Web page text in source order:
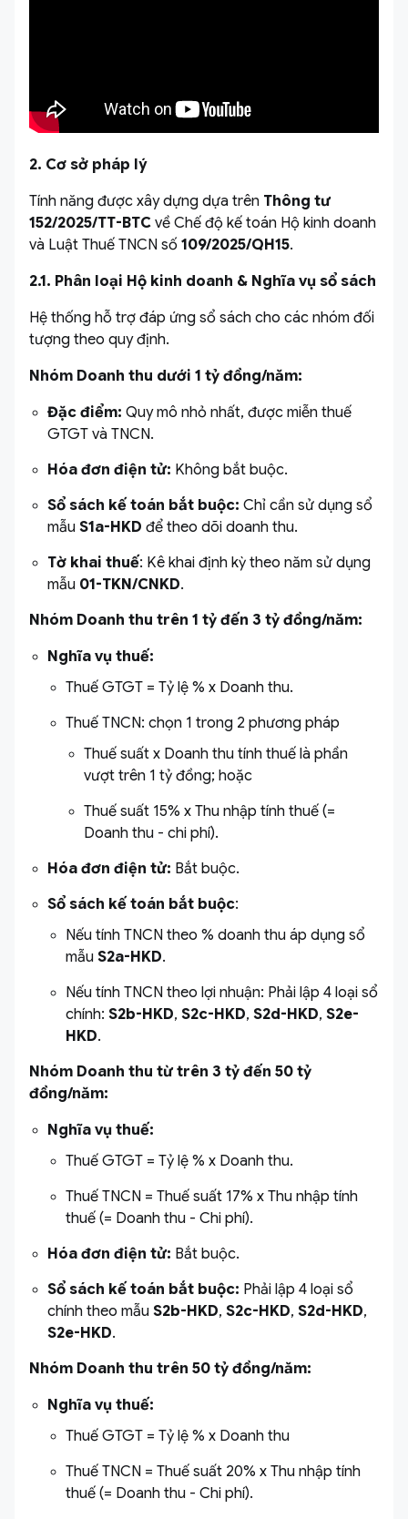
2. Cơ sở pháp lý
Tính năng được xây dựng dựa trên Thông tư
152/2025/TT-BTC về Chế độ kế toán Hộ kinh doanh
và Luật Thuế TNCN số 109/2025/QH15.
2.1. Phân loại Hộ kinh doanh & Nghĩa vụ sổ sách
Hệ thống hỗ trợ đáp ứng sổ sách cho các nhóm đối
tượng theo quy định.
Nhóm Doanh thu dưới 1 tỷ đồng/năm:
Đặc điểm: Quy mô nhỏ nhất, được miễn thuế
GTGT và TNCN.
Hóa đơn điện tử: Không bắt buộc.
Sổ sách kế toán bắt buộc: Chỉ cần sử dụng sổ
mẫu S1a-HKD để theo dõi doanh thu.
Tờ khai thuế: Kê khai định kỳ theo năm sử dụng
mẫu 01-TKN/CNKD.
Nhóm Doanh thu trên 1 tỷ đến 3 tỷ đồng/năm:
Nghĩa vụ thuế:
Thuế GTGT = Tỷ lệ % x Doanh thu.
Thuế TNCN: chọn 1 trong 2 phương pháp
Thuế suất x Doanh thu tính thuế là phần
vượt trên 1 tỷ đồng; hoặc
Thuế suất 15% x Thu nhập tính thuế (=
Doanh thu - chi phí).
Hóa đơn điện tử: Bắt buộc.
Sổ sách kế toán bắt buộc:
Nếu tính TNCN theo % doanh thu áp dụng sổ
mẫu S2a-HKD.
Nếu tính TNCN theo lợi nhuận: Phải lập 4 loại sổ
chính: S2b-HKD, S2c-HKD, S2d-HKD, S2e-
HKD.
Nhóm Doanh thu từ trên 3 tỷ đến 50 tỷ
đồng/năm:
Nghĩa vụ thuế:
Thuế GTGT = Tỷ lệ % x Doanh thu.
Thuế TNCN = Thuế suất 17% x Thu nhập tính
thuế (= Doanh thu - Chi phí).
Hóa đơn điện tử: Bắt buộc.
Sổ sách kế toán bắt buộc: Phải lập 4 loại sổ
chính theo mẫu S2b-HKD, S2c-HKD, S2d-HKD,
S2e-HKD.
Nhóm Doanh thu trên 50 tỷ đồng/năm:
Nghĩa vụ thuế:
Thuế GTGT = Tỷ lệ % x Doanh thu
Thuế TNCN = Thuế suất 20% x Thu nhập tính
thuế (= Doanh thu - Chi phí).